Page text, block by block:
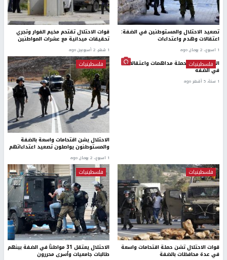
تصعيد الاحتلال والمستوطنين في الضفة:
اعتقالات وهدم واعتداءات
1 اسبوع.، 2 يومان ago
قوات الاحتلال تقتحم مخيم الفوار وتجري
تحقيقات ميدانية مع عشرات المواطنين
1 شهر، 2 أسبوعين ago
فلسطينيات
الاحتلال يشن حملة مداهمات واعتقالات
في الضفة
1 سنة، 5 أشهر ago
فلسطينيات
الاحتلال يشن اقتحامات واسعة بالضفة
والمستوطنون يواصلون تصعيد اعتداءاتهم
1 اسبوع.، 2 يومان ago
فلسطينيات
قوات الاحتلال تشن حملة اقتحامات واسعة
في عدة محافظات بالضفة
فلسطينيات
الاحتلال يعتقل 31 مواطناً في الضفة بينهم
طالبات جامعيات وأسرى محررون